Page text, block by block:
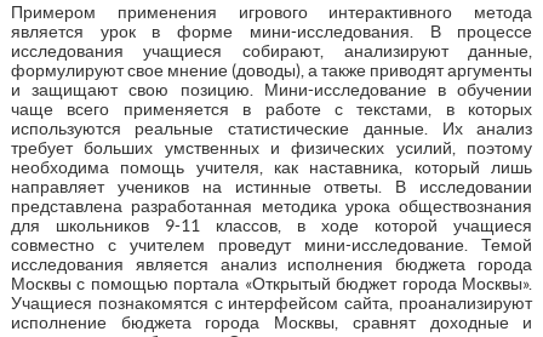
Примером применения игрового интерактивного метода
является урок в форме мини-исследования. В процессе
исследования учащиеся собирают, анализируют данные,
формулируют свое мнение (доводы), а также приводят аргументы
и защищают свою позицию. Мини-исследование в обучении
чаще всего применяется в работе с текстами, в которых
используются реальные статистические данные. Их анализ
требует больших умственных и физических усилий, поэтому
необходима помощь учителя, как наставника, который лишь
направляет учеников на истинные ответы. В исследовании
представлена разработанная методика урока обществознания
для школьников 9-11 классов, в ходе которой учащиеся
совместно с учителем проведут мини-исследование. Темой
исследования является анализ исполнения бюджета города
Москвы с помощью портала «Открытый бюджет города Москвы».
Учащиеся познакомятся с интерфейсом сайта, проанализируют
исполнение бюджета города Москвы, сравнят доходные и